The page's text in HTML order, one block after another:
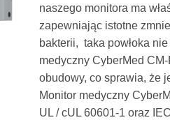
naszego monitora ma
zapewniając istotne
bakterii, taka powłoka
medyczny CyberMed
obudowy, co sprawia, że
Monitor medyczny
UL / cUL 60601-1 oraz